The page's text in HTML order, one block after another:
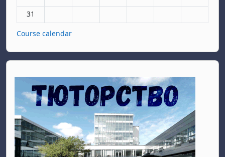
No events, Monday, 31 August
31
Course calendar